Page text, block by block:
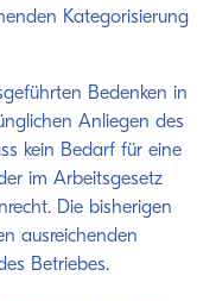
Kategorisierung
Bedenken in
Anliegen des
kein Bedarf für eine
im Arbeitsgesetz
Die bisherigen
ausreichenden
Betriebes.